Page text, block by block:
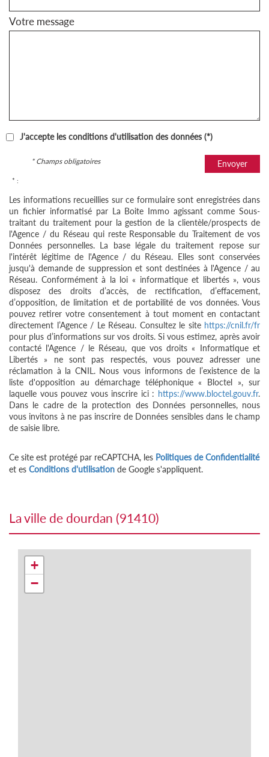
Votre message
J'accepte les conditions d'utilisation des données (*)
Envoyer
* Champs obligatoires
* :
Les informations recueillies sur ce formulaire sont enregistrées dans
un fichier informatisé par La Boite Immo agissant comme Sous-
traitant du traitement pour la gestion de la clientèle/prospects de
l'Agence / du Réseau qui reste Responsable du Traitement de vos
Données personnelles. La base légale du traitement repose sur
l'intérêt légitime de l'Agence / du Réseau. Elles sont conservées
jusqu'à demande de suppression et sont destinées à l'Agence / au
Réseau. Conformément à la loi « informatique et libertés », vous
disposez des droits d’accès, de rectification, d’effacement,
d’opposition, de limitation et de portabilité de vos données. Vous
pouvez retirer votre consentement à tout moment en contactant
directement l’Agence / Le Réseau. Consultez le site https://cnil.fr/fr
pour plus d’informations sur vos droits. Si vous estimez, après avoir
contacté l'Agence / le Réseau, que vos droits « Informatique et
Libertés » ne sont pas respectés, vous pouvez adresser une
réclamation à la CNIL. Nous vous informons de l’existence de la
liste d'opposition au démarchage téléphonique « Bloctel », sur
laquelle vous pouvez vous inscrire ici : https://www.bloctel.gouv.fr.
Dans le cadre de la protection des Données personnelles, nous
vous invitons à ne pas inscrire de Données sensibles dans le champ
de saisie libre.
Ce site est protégé par reCAPTCHA, les Politiques de Confidentialité
et es Conditions d'utilisation de Google s'appliquent.
la ville de dourdan (91410)
+
−